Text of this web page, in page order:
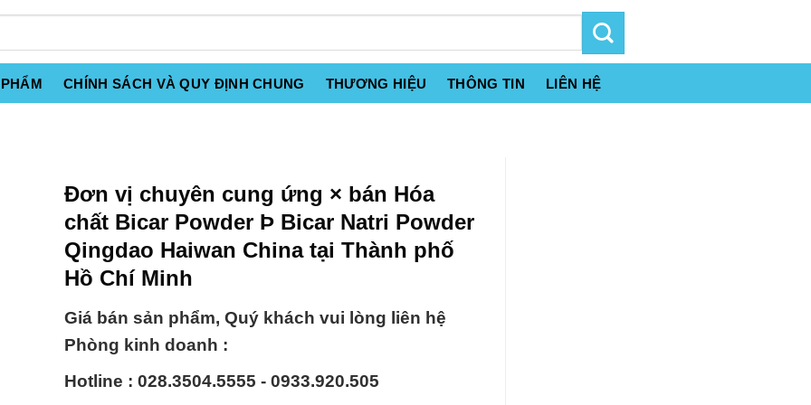
CHÍNH SÁCH VÀ QUY ĐỊNH CHUNG THƯƠNG HIỆU THÔNG TIN LIÊN HỆ
Đơn vị chuyên cung ứng × bán Hóa
chất Bicar Powder Þ Bicar Natri Powder
Qingdao Haiwan China tại Thành phố
Hồ Chí Minh
Giá bán sản phẩm, Quý khách vui lòng liên hệ
Phòng kinh doanh :
Hotline : 028.3504.5555 - 0933.920.505